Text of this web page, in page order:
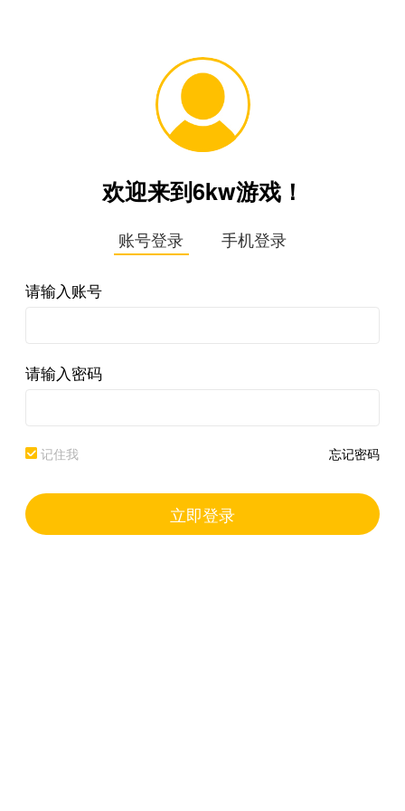
欢迎来到6kw游戏！
账号登录 手机登录
请输入账号
请输入密码
记住我 忘记密码
立即登录